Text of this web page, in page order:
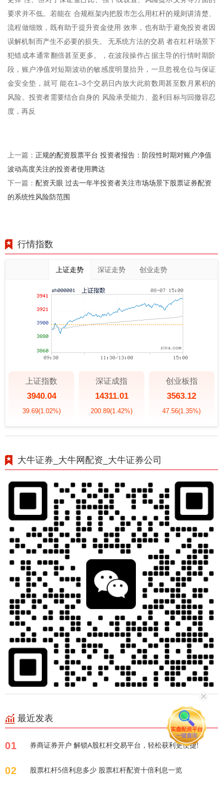
要求并不低。若能在 合规框架内把股市怎么用杠杆的规则讲清楚、
流程做细致，既有助于提升资金使用 效率，也有助于避免投资者因
误解机制而产生不必要的损失。 无系统方法的交易 者在杠杆场景下
犯错成本通常翻倍甚至更多。，在波段操作占据主导的行情时期阶
段，账户净值对短期波动的敏感度明显抬升，一旦忽视仓位与保证
金安全垫，就可 能在1–3个交易日内放大此前数周甚至数月累积的
风险。投资者需要结合自身的 风险承受能力、盈利目标与回撤容忍
度，再反
上一篇： 正规的配资股票平台 投资者报告：阶段性时期对账户净值
波动高度关注的投资者使用腾达
下一篇： 配资天眼 过去一年半投资者关注市场场景下股票证券配资
的系统性风险防范围
行情指数
上证走势 深证走势 创业走势
上证指数
3940.04
39.69(1.02%)
深证成指
14311.01
200.89(1.42%)
创业板指
3563.12
47.56(1.35%)
大牛证券_大牛网配资_大牛证券公司
最近发表
01 券商证券开户 解锁A股杠杆交易平台，轻松获利更便捷!
02 股票杠杆5倍利息多少 股票杠杆配资十倍利息一览